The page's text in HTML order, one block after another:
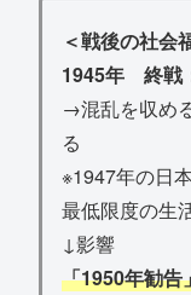
＜戦後の社会
1945年 終戦
→混乱を収め
る
※1947年の日
最低限度の生
↓影響
「1950年勧告